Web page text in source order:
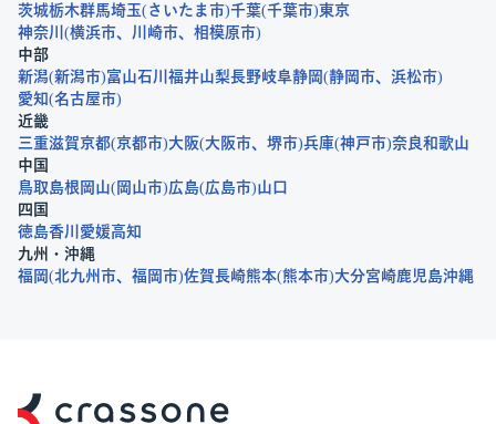
茨城栃木群馬埼玉 さいたま市 千葉 千葉市 東京
神奈川
横浜市 川崎市
相模原市
中部
新潟 新潟市 富山石川 福井山梨長野岐阜静岡 静岡市
浜松市
愛知 名古屋市
近畿
三重滋賀京都 京都市 大阪 大阪市 堺市 兵庫 神戸市 奈良和歌山
中国
鳥取 島根 岡山 岡山市 広島 広島市 山口
四国
徳島香川 愛媛高知
九州・沖縄
福岡 北九州市 福岡市 佐賀長崎熊本 熊本市 大分宮崎鹿児島沖縄